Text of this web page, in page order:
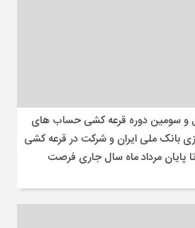
و سومین دوره قرعه کشی حساب های
بانک ملی ایران و شرکت در قرعه کشی
پایان مرداد ماه سال جاری فرصت